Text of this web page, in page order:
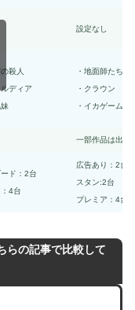
設定なし
殺人
ルディア
・地面師たち
・クラウン
・イカゲーム
一部作品は出来
ド：2台
4台
広告あり：2台
スタン:2台
プレミア：4台
らの記事で比較して